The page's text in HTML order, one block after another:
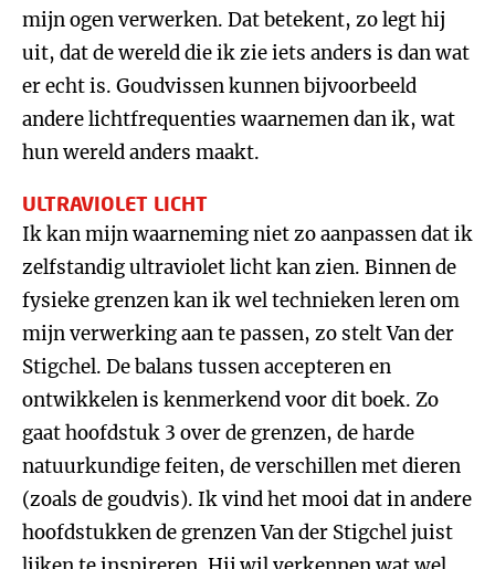
mijn ogen verwerken. Dat betekent, zo legt hij
uit, dat de wereld die ik zie iets anders is dan wat
er echt is. Goudvissen kunnen bijvoorbeeld
andere lichtfrequenties waarnemen dan ik, wat
hun wereld anders maakt.
ULTRAVIOLET LICHT
Ik kan mijn waarneming niet zo aanpassen dat ik
zelfstandig ultraviolet licht kan zien. Binnen de
fysieke grenzen kan ik wel technieken leren om
mijn verwerking aan te passen, zo stelt Van der
Stigchel. De balans tussen accepteren en
ontwikkelen is kenmerkend voor dit boek. Zo
gaat hoofdstuk 3 over de grenzen, de harde
natuurkundige feiten, de verschillen met dieren
(zoals de goudvis). Ik vind het mooi dat in andere
hoofdstukken de grenzen Van der Stigchel juist